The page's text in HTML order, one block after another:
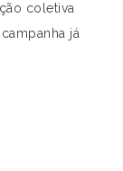
coletiva
já